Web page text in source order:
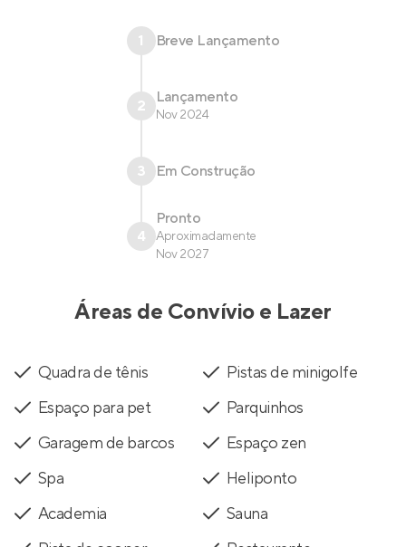
1 Breve Lançamento
2 Lançamento
Nov 2024
3 Em Construção
4
Pronto
Aproximadamente
Nov 2027
Áreas de Convívio e Lazer
Quadra de tênis
Pistas de minigolfe
Espaço para pet
Parquinhos
Garagem de barcos
Espaço zen
Spa
Heliponto
Academia
Sauna